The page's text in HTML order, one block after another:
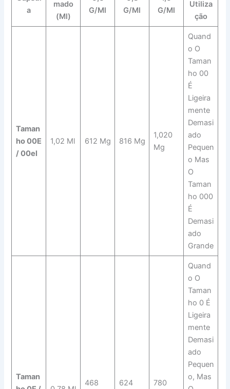
A
Mado
(ml)
G/ml
G/ml
G/ml
Utiliza
Ção
Taman
Ho 00E
/ 00el
1,02 Ml 612 Mg 816 Mg
1,020
Mg
Quand
O O
Taman
Ho 00
É
Ligeira
Mente
Demasi
Ado
Pequen
O Mas
O
Taman
Ho 000
É
Demasi
Ado
Grande
Taman
468
624
780
Quand
O O
Taman
Ho 0 É
Ligeira
Mente
Demasi
Ado
Pequen
O, Mas